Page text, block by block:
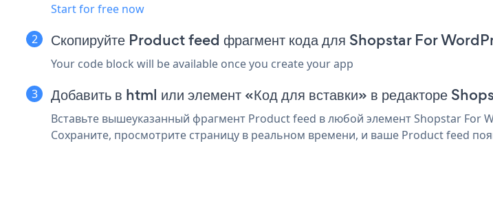
Start for free now
Скопируйте Product feed фрагмент кода для Shopstar For
Your code block will be available once you create your app
Добавить в html или элемент «Код для вставки» в редакторе
Вставьте вышеуказанный фрагмент Product feed в любой элемент Shopstar For
Сохраните, просмотрите страницу в реальном времени, и ваше Product feed